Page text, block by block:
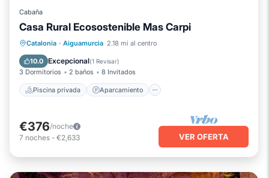
Cabaña
Casa Rural Ecosostenible Mas Carpi
Catalonia · Aiguamurcia 2.18 mi al centro
10.0 Excepcional(1 Revisar)
3 Dormitorios 2 baños 8 Invitados
Piscina privada Aparcamiento
Piscina privada
Aparcamiento
Piscina
Cocina
€376/noche
7 noches - €2,633 VER OFERTA